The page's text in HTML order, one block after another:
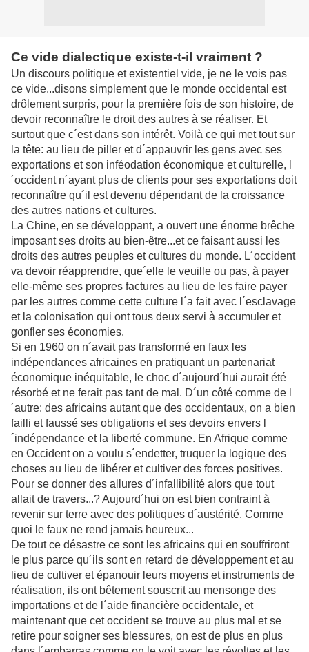
Ce vide dialectique existe-t-il vraiment ?
Un discours politique et existentiel vide, je ne le vois pas
ce vide...disons simplement que le monde occidental est
drôlement surpris, pour la première fois de son histoire, de
devoir reconnaître le droit des autres à se réaliser. Et
surtout que c´est dans son intérêt. Voilà ce qui met tout sur
la tête: au lieu de piller et d´appauvrir les gens avec ses
exportations et son inféodation économique et culturelle, l
´occident n´ayant plus de clients pour ses exportations doit
reconnaître qu´il est devenu dépendant de la croissance
des autres nations et cultures.
La Chine, en se développant, a ouvert une énorme brêche
imposant ses droits au bien-être...et ce faisant aussi les
droits des autres peuples et cultures du monde. L´occident
va devoir réapprendre, que´elle le veuille ou pas, à payer
elle-même ses propres factures au lieu de les faire payer
par les autres comme cette culture l´a fait avec l´esclavage
et la colonisation qui ont tous deux servi à accumuler et
gonfler ses économies.
Si en 1960 on n´avait pas transformé en faux les
indépendances africaines en pratiquant un partenariat
économique inéquitable, le choc d´aujourd´hui aurait été
résorbé et ne ferait pas tant de mal. D´un côté comme de l
´autre: des africains autant que des occidentaux, on a bien
failli et faussé ses obligations et ses devoirs envers l
´indépendance et la liberté commune. En Afrique comme
en Occident on a voulu s´endetter, truquer la logique des
choses au lieu de libérer et cultiver des forces positives.
Pour se donner des allures d´infallibilité alors que tout
allait de travers...? Aujourd´hui on est bien contraint à
revenir sur terre avec des politiques d´austérité. Comme
quoi le faux ne rend jamais heureux...
De tout ce désastre ce sont les africains qui en souffriront
le plus parce qu´ils sont en retard de développement et au
lieu de cultiver et épanouir leurs moyens et instruments de
réalisation, ils ont bêtement souscrit au mensonge des
importations et de l´aide financière occidentale, et
maintenant que cet occident se trouve au plus mal et se
retire pour soigner ses blessures, on est de plus en plus